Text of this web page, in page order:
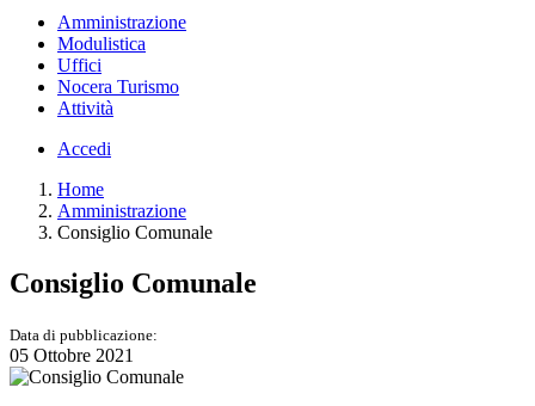
Amministrazione
Modulistica
Uffici
Nocera Turismo
Attività
Accedi
Home
Amministrazione
Consiglio Comunale
Consiglio Comunale
Data di pubblicazione:
05 Ottobre 2021